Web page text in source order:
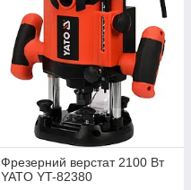
Фрезерний верстат 2100 Вт
YATO YT-82380